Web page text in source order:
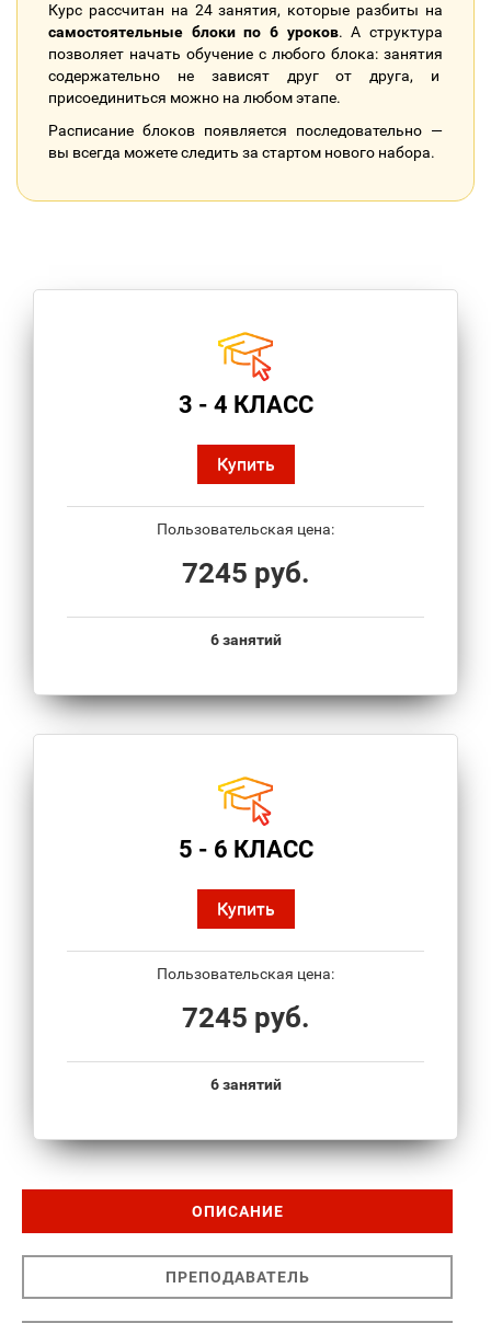
Курс рассчитан на 24 занятия, которые разбиты на
самостоятельные блоки по 6 уроков. А структура
позволяет начать обучение с любого блока: занятия
содержательно не зависят друг от друга, и
присоединиться можно на любом этапе.
Расписание блоков появляется последовательно —
вы всегда можете следить за стартом нового набора.
3 - 4 КЛАСС
Купить
Пользовательская цена:
7245 руб.
6 занятий
5 - 6 КЛАСС
Купить
Пользовательская цена:
7245 руб.
6 занятий
ОПИСАНИЕ
ПРЕПОДАВАТЕЛЬ